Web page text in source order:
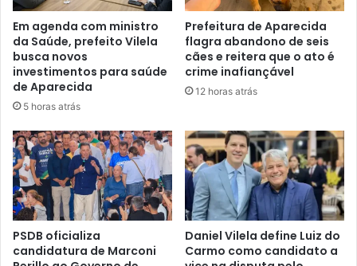
Em agenda com ministro
da Saúde, prefeito Vilela
busca novos
investimentos para saúde
de Aparecida
5 horas atrás
Prefeitura de Aparecida
flagra abandono de seis
cães e reitera que o ato é
crime inafiançável
12 horas atrás
PSDB oficializa
candidatura de Marconi
Daniel Vilela define Luiz do
Carmo como candidato a